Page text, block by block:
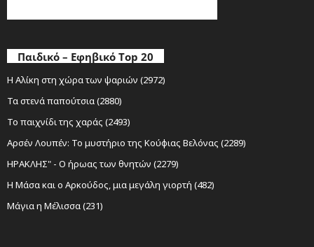
Παιδικό – Εφηβικό Top 20
Η Αλίκη στη χώρα των ψαριών (2972)
Τα στενά παπούτσια (2880)
Το παιχνίδι της χαράς (2493)
Αρσέν Λουπέν: Το μυστήριο της Κούφιας Βελόνας (2289)
ΗΡΑΚΛΗΣ" - Ο ήρωας των θνητών (2279)
Η Μάσα και ο Αρκούδος, μια μεγάλη γιορτή (482)
Μάγια η Μέλισσα (231)